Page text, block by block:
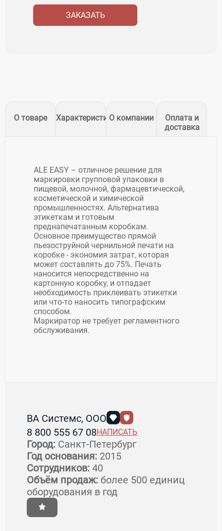
ЗАКАЗАТЬ
О товаре ХарактеристикиО компании
Оплата и
доставка
ALE EASY – отличное решение для
маркировки групповой упаковки в
пищевой, молочной, фармацевтической,
косметической и химической
промышленностях. Альтернатива
этикеткам и готовым
преднапечатанным коробкам.
Основное преимущество прямой
пьезоструйной чернильной печати на
коробке - экономия затрат, которая
может составлять до 75%. Печать
наносится непосредственно на
картонную коробку, и отпадает
необходимость приклеивать этикетки
или что-то наносить типографским
способом.
Маркиратор не требует регламентного
обслуживания.
ВА Системс, ООО
8 800 555 67 08НАПИСАТЬ
Город: Санкт-Петербург
Год основания: 2015
Сотрудников: 40
Объём продаж: более 500 единиц
оборудования в год